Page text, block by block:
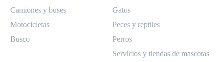
Camiones y buses
Motocicletas
Busco
Gatos
Peces y reptiles
Perros
Servicios y tiendas de mascotas